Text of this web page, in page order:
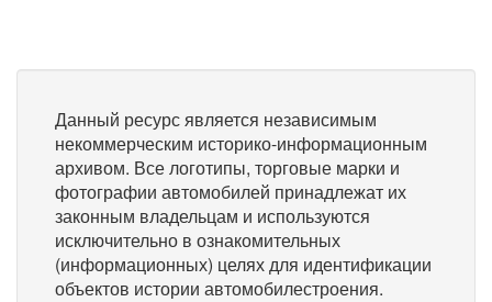
Данный ресурс является независимым
некоммерческим историко-информационным
архивом. Все логотипы, торговые марки и
фотографии автомобилей принадлежат их
законным владельцам и используются
исключительно в ознакомительных
(информационных) целях для идентификации
объектов истории автомобилестроения.